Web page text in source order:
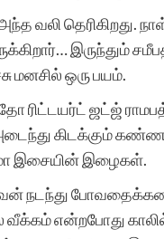
வலி தெரிகிறது.
இருந்தும்
ஒரு பயம்.
ரிட்டயர்ட் ஜட்ஜ்
அடைந்து கிடக்கும்
இசையின் இழைகள்.
நடந்து
வீக்கம் என்றபோது